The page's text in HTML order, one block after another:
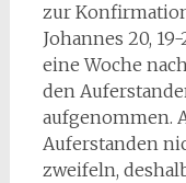
zur
Johannes 20,
eine Woche
den
aufgenommen.
Auferstanden
zweifeln,